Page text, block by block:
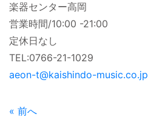
楽器センター高岡
営業時間/10:00 -21:00
定休日なし
TEL:0766-21-1029
aeon-t@kaishindo-music.co.jp
« 前へ